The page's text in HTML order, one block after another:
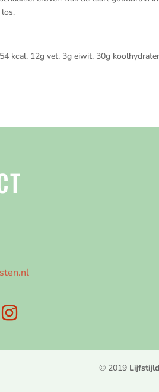
kcal, 12g vet, 3g eiwit, 30g
© 2019